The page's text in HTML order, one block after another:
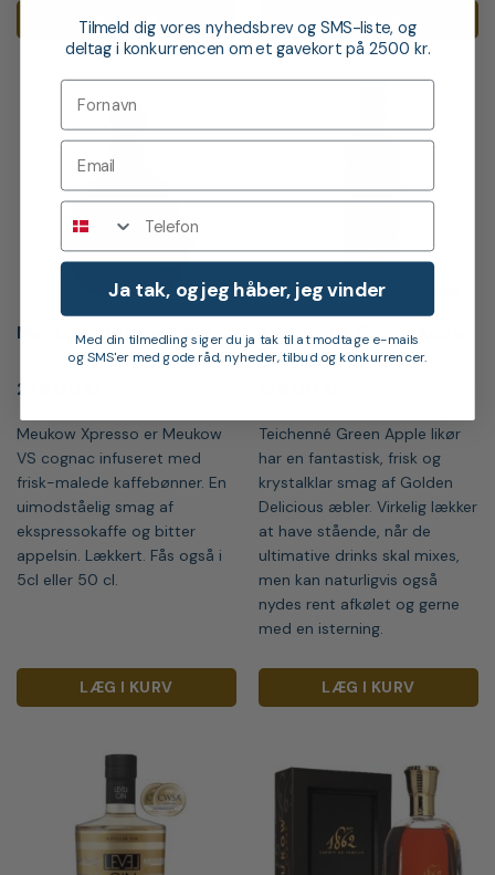
LÆG I KURV LÆG I KURV
Meukow Xpresso Likør
279,00
Meukow Xpresso er Meukow
VS cognac infuseret med
frisk-malede kaffebønner. En
uimodståelig smag af
ekspressokaffe og bitter
appelsin. Lækkert. Fås også i
5cl eller 50 cl.
LÆG I KURV
Teichenné Green Apple
likør
Teichenné Green Apple likør
har en fantastisk, frisk og
krystalklar smag af Golden
Delicious æbler. Virkelig lækker
at have stående, når de
ultimative drinks skal mixes,
men kan naturligvis også
nydes rent afkølet og gerne
med en isterning.
LÆG I KURV
Tilmeld dig vores nyhedsbrev og SMS-liste, og
deltag i konkurrencen om et gavekort på 2500 kr.
Telefon
Ja tak, og jeg håber, jeg vinder
Med din tilmedling siger du ja tak til at modtage e-mails
og SMS'er med gode råd, nyheder, tilbud og konkurrencer.